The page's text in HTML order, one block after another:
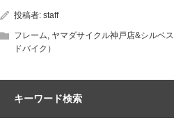
投稿者: staff
フレーム, ヤマダサイクル神戸店&シルベ
ドバイク）
キーワード検索